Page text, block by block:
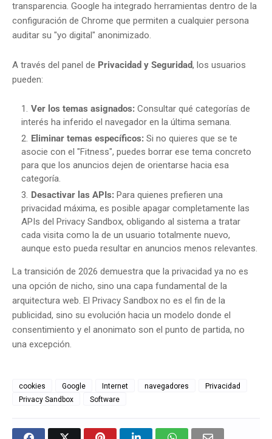
transparencia. Google ha integrado herramientas dentro de la
configuración de Chrome que permiten a cualquier persona
auditar su "yo digital" anonimizado.
A través del panel de Privacidad y Seguridad, los usuarios
pueden:
Ver los temas asignados: Consultar qué categorías de
interés ha inferido el navegador en la última semana.
Eliminar temas específicos: Si no quieres que se te
asocie con el "Fitness", puedes borrar ese tema concreto
para que los anuncios dejen de orientarse hacia esa
categoría.
Desactivar las APIs: Para quienes prefieren una
privacidad máxima, es posible apagar completamente las
APIs del Privacy Sandbox, obligando al sistema a tratar
cada visita como la de un usuario totalmente nuevo,
aunque esto pueda resultar en anuncios menos relevantes.
La transición de 2026 demuestra que la privacidad ya no es
una opción de nicho, sino una capa fundamental de la
arquitectura web. El Privacy Sandbox no es el fin de la
publicidad, sino su evolución hacia un modelo donde el
consentimiento y el anonimato son el punto de partida, no
una excepción.
cookies Google Internet navegadores
Privacidad
Privacy Sandbox
Software